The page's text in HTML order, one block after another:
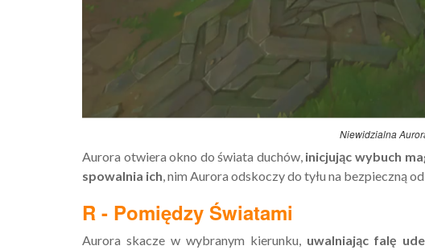
Niewidzialna
Aurora otwiera okno do świata duchów, inicjując wybuch
spowalnia ich , nim Aurora odskoczy do tyłu na bezpieczną
R - Pomiędzy Światami
Aurora skacze w wybranym kierunku, uwalniając falę